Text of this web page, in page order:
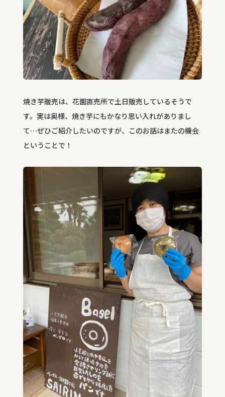
焼き芋販売は、花園直売所で土日販売しているそうで
す。実は奥様、焼き芋にもかなり思い入れがありまし
て…ぜひご紹介したいのですが、このお話はまたの機会
ということで！